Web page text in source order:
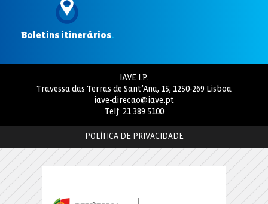
Boletins itinerários.
IAVE I.P.
Travessa das Terras de Sant’Ana, 15, 1250-269 Lisboa
iave-direcao@iave.pt
Telf. 21 389 5100
POLÍTICA DE PRIVACIDADE